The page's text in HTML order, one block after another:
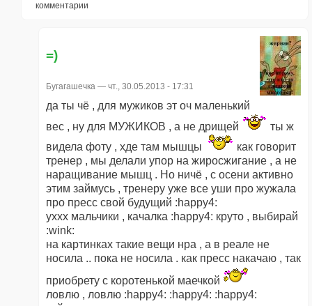
комментарии
=)
Бугагашечка — чт., 30.05.2013 - 17:31
да ты чё , для мужиков эт оч маленький
вес , ну для МУЖИКОВ , а не дрищей
ты ж
видела фоту , хде там мышцы
как говорит
тренер , мы делали упор на жиросжигание , а не
наращивание мышц . Но ничё , с осени активно
этим займусь , тренеру уже все уши про жужала
про пресс свой будущий :happy4:
уххх мальчики , качалка :happy4: круто , выбирай
:wink:
на картинках такие вещи нра , а в реале не
носила .. пока не носила . как пресс накачаю , так
приобрету с коротенькой маечкой
ловлю , ловлю :happy4: :happy4: :happy4: